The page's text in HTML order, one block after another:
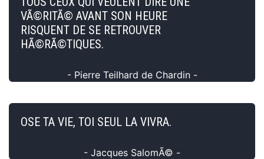
VÃ©RITÃ© AVANT SON HEURE
RISQUENT DE SE RETROUVER
HÃ©RÃ©TIQUES.
- Pierre Teilhard de Chardin -
OSE TA VIE, TOI SEUL LA VIVRA.
- Jacques SalomÃ© -